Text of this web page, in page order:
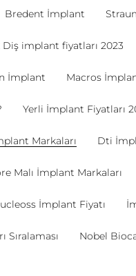
Bredent İmplant
Diş implant fiyatları 2023
İmplant Macros
Yerli İmplant Fiyatları
Markaları Dti
Malı İmplant Markaları
İmplant Fiyatı
Sıralaması Nobel